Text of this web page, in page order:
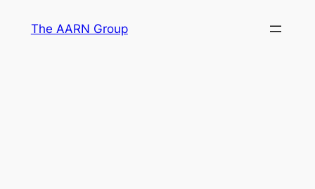
The AARN Group